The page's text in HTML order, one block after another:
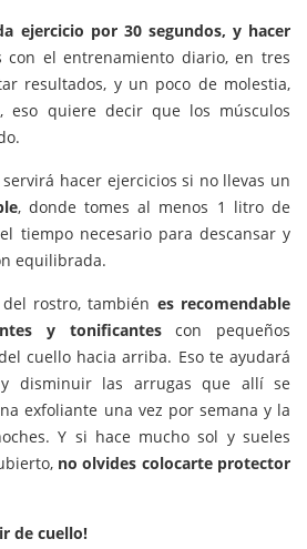
ejercicio por 30 segundos, y hacer
con el entrenamiento diario, en tres
resultados, y un poco de molestia,
eso quiere decir que los músculos
hacer ejercicios si no llevas un
, donde tomes al menos 1 litro de
tiempo necesario para descansar y
equilibrada.
rostro, también es recomendable
y tonificantescon pequeños
cuello hacia arriba. Eso te ayudará
disminuir las arrugas que allí se
exfoliante una vez por semana y la
Y si hace mucho sol y sueles
no olvides colocarte protector
de cuello!